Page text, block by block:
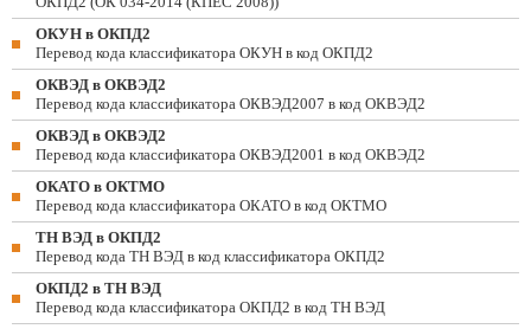
ОКУН в ОКПД2
Перевод кода классификатора ОКУН в код ОКПД2
ОКВЭД в ОКВЭД2
Перевод кода классификатора ОКВЭД2007 в код ОКВЭД2
ОКВЭД в ОКВЭД2
Перевод кода классификатора ОКВЭД2001 в код ОКВЭД2
ОКАТО в ОКТМО
Перевод кода классификатора ОКАТО в код ОКТМО
ТН ВЭД в ОКПД2
Перевод кода ТН ВЭД в код классификатора ОКПД2
ОКПД2 в ТН ВЭД
Перевод кода классификатора ОКПД2 в код ТН ВЭД